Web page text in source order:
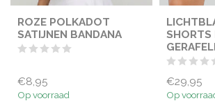
ROZE POLKADOT
SATIJNEN BANDANA
€8,95
Op voorraad
SHORTS
€29,95
Op